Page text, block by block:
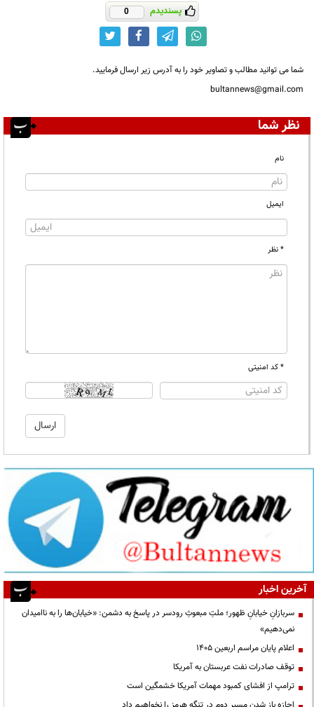
پسندیدم 0
شما می توانید مطالب و تصاویر خود را به آدرس زیر ارسال فرمایید.
bultannews@gmail.com
نظر شما
نام
ایمیل
* نظر
* کد امنیتی
آخرین اخبار
سربازانِ خیابانِ ظهور؛ ملتِ مبعوثِ رودسر در پاسخ به دشمن: «خیابان‌ها را به ناامیدان
نمی‌دهیم»
اعلام پایان مراسم اربعین ۱۴۰۵
توقف صادرات نفت عربستان به آمریکا
ترامپ از افشای کمبود مهمات آمریکا خشمگین است